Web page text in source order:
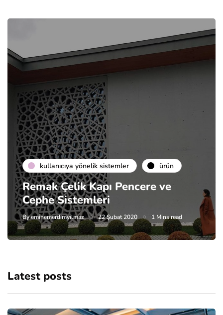
kullanıcıya yönelik sistemler ürün
Remak Çelik Kapı Pencere ve
Cephe Sistemleri
Byeminemerdimyilmaz 22 Şubat 2020 1 Mins read
Latest posts